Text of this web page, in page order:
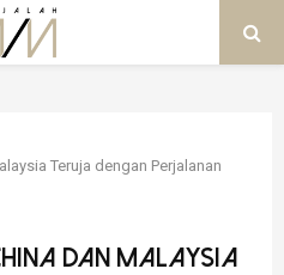
Teruja dengan Perjalanan
dan Malaysia